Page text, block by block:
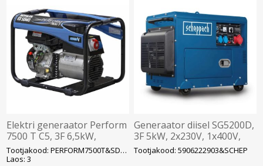
Elektri generaator Perform
7500 T C5, 3F 6,5kW,
1x230V 10/16A, 1x400V 16A
SDMO
Tootjakood: PERFORM7500T&SDMO
Laos: 3
Generaator diisel SG5200D,
3F 5kW, 2x230V, 1x400V,
Scheppach
Tootjakood: 5906222903&SCHEP